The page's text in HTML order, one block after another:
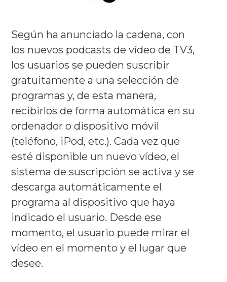
Según ha anunciado la cadena, con
los nuevos podcasts de vídeo de TV3,
los usuarios se pueden suscribir
gratuitamente a una selección de
programas y, de esta manera,
recibirlos de forma automática en su
ordenador o dispositivo móvil
(teléfono, iPod, etc.). Cada vez que
esté disponible un nuevo vídeo, el
sistema de suscripción se activa y se
descarga automáticamente el
programa al dispositivo que haya
indicado el usuario. Desde ese
momento, el usuario puede mirar el
vídeo en el momento y el lugar que
desee.